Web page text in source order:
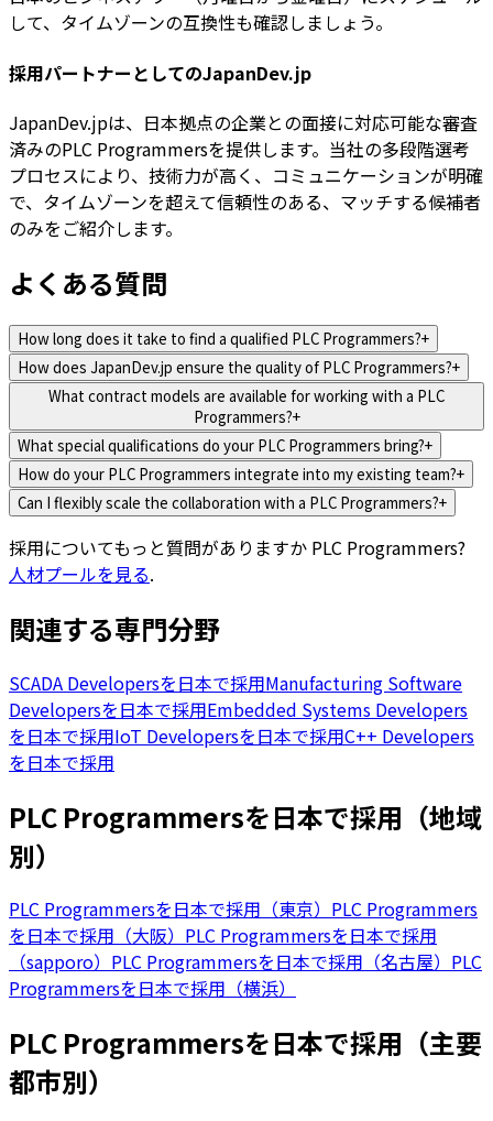
して、タイムゾーンの互換性も確認しましょう。
採用パートナーとしてのJapanDev.jp
JapanDev.jpは、日本拠点の企業との面接に対応可能な審査
済みのPLC Programmersを提供します。当社の多段階選考
プロセスにより、技術力が高く、コミュニケーションが明確
で、タイムゾーンを超えて信頼性のある、マッチする候補者
のみをご紹介します。
よくある質問
How long does it take to find a qualified PLC Programmers?+
How does JapanDev.jp ensure the quality of PLC Programmers?+
What contract models are available for working with a PLC
Programmers?+
What special qualifications do your PLC Programmers bring?+
How do your PLC Programmers integrate into my existing team?+
Can I flexibly scale the collaboration with a PLC Programmers?+
採用についてもっと質問がありますか PLC Programmers?
人材プールを見る.
関連する専門分野
SCADA Developersを日本で採用Manufacturing Software
Developersを日本で採用Embedded Systems Developers
を日本で採用IoT Developersを日本で採用C++ Developers
を日本で採用
PLC Programmersを日本で採用（地域
別）
PLC Programmersを日本で採用（東京） PLC Programmers
を日本で採用（大阪） PLC Programmersを日本で採用
（sapporo） PLC Programmersを日本で採用（名古屋） PLC
Programmersを日本で採用（横浜）
PLC Programmersを日本で採用（主要
都市別）